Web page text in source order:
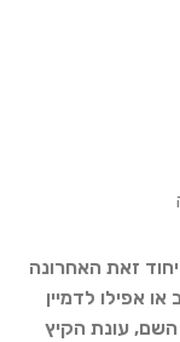
זאת האחרונה
אפילו לדמיין
השם, עונת הקיץ